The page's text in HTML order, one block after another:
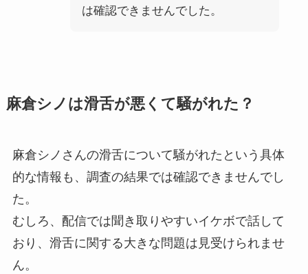
は確認できませんでした。
麻倉シノは滑舌が悪くて騒がれた？
麻倉シノさんの滑舌について騒がれたという具体
的な情報も、調査の結果では確認できませんでし
た。
むしろ、配信では聞き取りやすいイケボで話して
おり、滑舌に関する大きな問題は見受けられませ
ん。